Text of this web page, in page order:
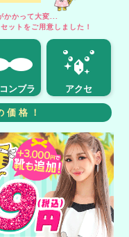
かかって大変...
ットをご用意しました！
ンブラ アクセ
価格！